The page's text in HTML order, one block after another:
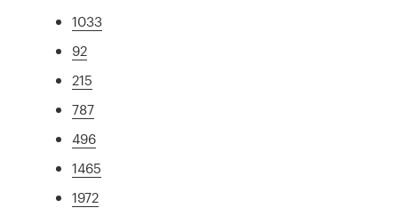
1033
92
215
787
496
1465
1972